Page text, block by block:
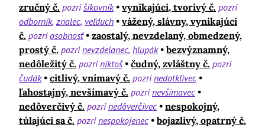
zručný č. pozrišikovník vynikajúci, tvorivý č. pozri
odborník znalec veľduch
vážený, slávny, vynikajúci
č. pozriosobnosť
zaostalý, nevzdelaný, obmedzený,
prostý č. pozrinevzdelanec hlupák
bezvýznamný,
nedôležitý č. pozriniktoš čudný, zvláštny č. pozri
čudák
citlivý, vnímavý č. pozrinedotklivec
ľahostajný, nevšímavý č. pozrinevšímavec
nedôverčivý č. pozrinedôverčivec
nespokojný,
túlajúci sa č. pozrinespokojenec
bojazlivý, opatrný č.